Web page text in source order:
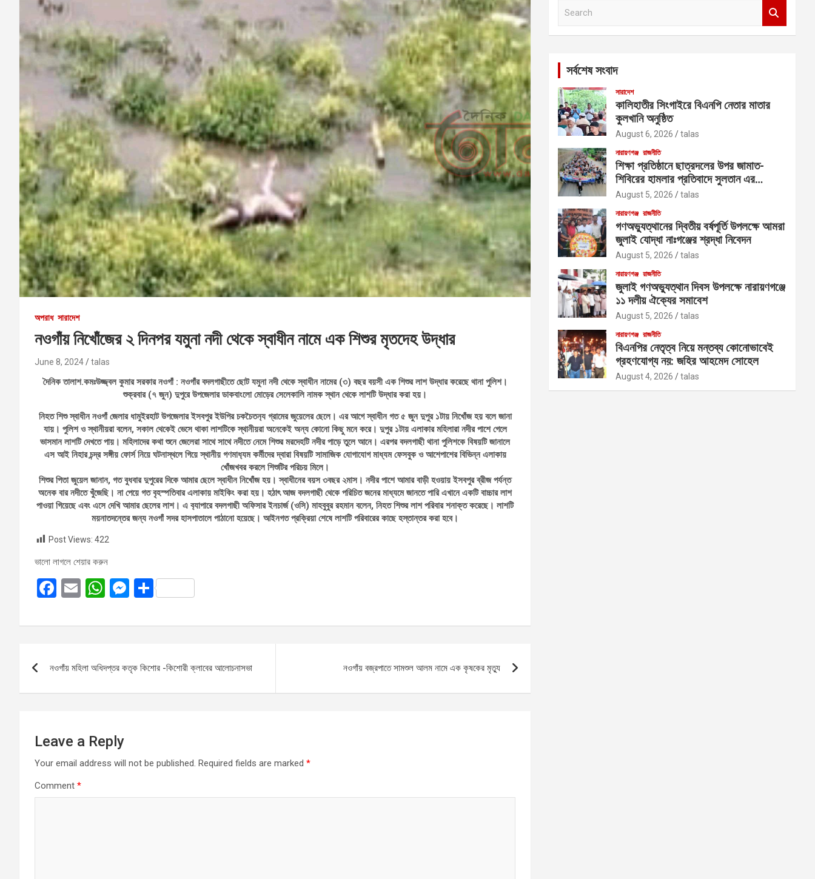
অপরাধ সারাদেশ
নওগাঁয় নিখোঁজের ২ দিনপর যমুনা নদী থেকে স্বাধীন নামে এক শিশুর মৃতদেহ উদ্ধার
June 8, 2024 talas
দৈনিক তালাশ.কমঃউজ্জ্বল কুমার সরকার নওগাঁ : নওগাঁর বদলগাছীতে ছোট যমুনা নদী থেকে স্বাধীন নামের (৩) বছর বয়সী এক শিশুর লাশ উদ্ধার করেছে থানা পুলিশ।
শুক্রবার (৭ জুন) দুপুরে উপজেলার ডাকবাংলো মোড়ের সেলেকালি নামক স্থান থেকে লাশটি উদ্ধার করা হয়।
নিহত শিশু স্বাধীন নওগাঁ জেলার ধামুইরহাট উপজেলার ইসবপুর ইউপির চকচৈতন‍্য গ্রামের জুয়েলের ছেলে। এর আগে স্বাধীন গত ৫ জুন দুপুর ১টায় নিখোঁজ হয় বলে জানা
যায়। পুলিশ ও স্থানীয়রা বলেন, সকাল থেকেই ভেসে থাকা লাশটিকে স্থানীয়রা অনেকেই অন্য কোনো কিছু মনে করে। দুপুর ১টায় এলাকার মহিলারা নদীর পাশে গেলে
ভাসমান লাশটি দেখতে পায়। মহিলাদের কথা শুনে জেলেরা সাথে সাথে নদীতে নেমে শিশুর মরদেহটি নদীর পাড়ে তুলে আনে। এরপর বদলগাছী থানা পুলিশকে বিষয়টি জানালে
এস আই নিহার চন্দ্র সঙ্গীয় ফোর্স নিয়ে ঘটনাস্থলে গিয়ে স্থানীয় গণমাধ‍্যম কর্মীদের দ্বারা বিষয়টি সামাজিক যোগাযোগ মাধ্যম ফেসবুক ও আশেপাশের বিভিন্ন এলাকায়
খোঁজখবর করলে শিশুটির পরিচয় মিলে।
শিশুর পিতা জুয়েল জানান, গত বুধবার দুপুরের দিকে আমার ছেলে স্বাধীন নিখোঁজ হয়। স্বাধীনের বয়স ৩বছর ২মাস। নদীর পাশে আমার বাড়ী হওয়ায় ইসবপুর ব্রীজ পর্যন্ত
অনেক বার নদীতে খুঁজেছি। না পেয়ে গত বৃহস্পতিবার এলাকায় মাইকিং করা হয়। হঠাৎ আজ বদলগাছী থেকে পরিচিত জনের মাধ্যমে জানতে পারি এখানে একটি বাচ্চার লাশ
পাওয়া গিয়েছে এবং এসে দেখি আমার ছেলের লাশ। এ ব‍্যাপারে বদলগাছী অফিসার ইনচার্জ (ওসি) মাহবুবুর রহমান বলেন, নিহত শিশুর লাশ পরিবার শনাক্ত করেছে। লাশটি
ময়নাতদন্তের জন্য নওগাঁ সদর হাসপাতালে পাঠানো হয়েছে। আইনগত প্রক্রিয়া শেষে লাশটি পরিবারের কাছে হস্তান্তর করা হবে।
Post Views: 422
ভালো লাগলে শেয়ার করুন
F
ce
o
E
ail
W
at
A
M
se
g
S
ar
navigation
নওগাঁয় মহিলা অধিদপ্তর কতৃক কিশোর -কিশোরী ক্লাবের আলোচনাসভা নওগাঁয় বজ্রপাতে সামশুল আলম নামে এক কৃষকের মৃত্যু
Leave a Reply
Your email address will not be published. Required fields are marked *
Comment *
সর্বশেষ সংবাদ
সারাদেশ
কালিহাতীর সিংগাইরে বিএনপি নেতার মাতার
কুলখানি অনুষ্ঠিত
August 6, 2026 talas
নারায়ণগঞ্জ রাজনীতি
শিক্ষা প্রতিষ্ঠানে ছাত্রদলের উপর জামাত-
শিবিরের হামলার প্রতিবাদে সুলতান এর
নেতৃত্বে বিক্ষোভ
August 5, 2026 talas
নারায়ণগঞ্জ রাজনীতি
গণঅভ্যুত্থানের দ্বিতীয় বর্ষপূর্তি উপলক্ষে আমরা
জুলাই যোদ্ধা নাঃগঞ্জের শ্রদ্ধা নিবেদন
August 5, 2026 talas
নারায়ণগঞ্জ রাজনীতি
জুলাই গণঅভ্যুত্থান দিবস উপলক্ষে নারায়ণগঞ্জে
১১ দলীয় ঐক্যের সমাবেশ
August 5, 2026 talas
নারায়ণগঞ্জ রাজনীতি
বিএনপির নেতৃত্ব নিয়ে মন্তব্য কোনোভাবেই
গ্রহণযোগ্য নয়: জহির আহমেদ সোহেল
August 4, 2026 talas